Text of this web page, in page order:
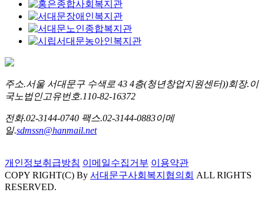
주소.서울 서대문구 수색로 43 4층(청년창업지원센터))회장.이
국노 법인고유번호.110-82-16372
전화.02-3144-0740 팩스.02-3144-0883이메
일.sdmssn@hanmail.net
개인정보취급방침 이메일수집거부 이용약관
COPY RIGHT(C) By 서대문구사회복지협의회 ALL RIGHTS
RESERVED.